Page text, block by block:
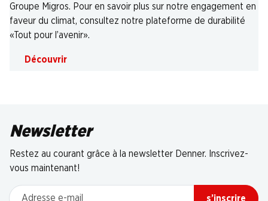
Groupe Migros. Pour en savoir plus sur notre engagement en
faveur du climat, consultez notre plateforme de durabilité
«Tout pour l’avenir».
Découvrir
Newsletter
Restez au courant grâce à la newsletter Denner. Inscrivez-
vous maintenant!
Adresse e-mail
s’inscrire